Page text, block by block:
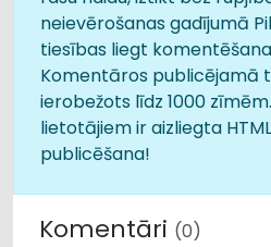
neievērošanas gadījumā
tiesības liegt
Komentāros publicējamā
ierobežots līdz 1000
lietotājiem ir aizliegta
publicēšana!
Komentāri (0)